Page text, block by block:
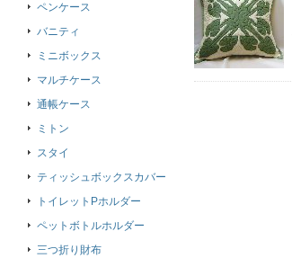
ペンケース
バニティ
ミニボックス
マルチケース
通帳ケース
ミトン
スタイ
ティッシュボックスカバー
トイレットPホルダー
ペットボトルホルダー
三つ折り財布